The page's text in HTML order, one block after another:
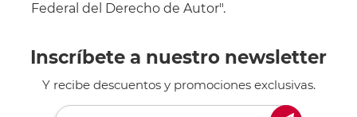
Federal del Derecho de Autor".
Inscríbete a nuestro newsletter
Y recibe descuentos y promociones exclusivas.